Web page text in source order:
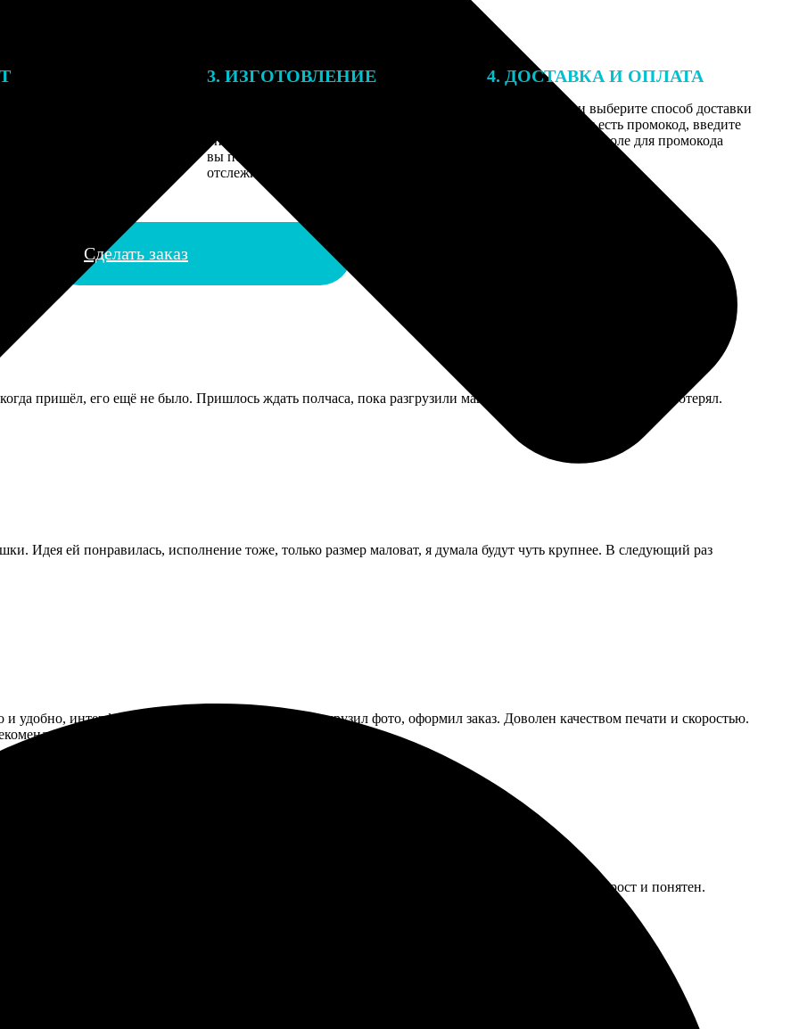
3. ИЗГОТОВЛЕНИЕ
описанием заказа. Когда отправим заказ
вы получите письмо с трек-номером для
отслеживания.
4. ДОСТАВКА И ОПЛАТА
Введите адрес и выберите способ доставки
заказа. Если у вас есть промокод, введите
его в специальное поле для промокода
Сделать заказ
пришёл, его ещё не было. Пришлось ждать полчаса, пока разгрузили машину. Не смертельно, но время потерял.
Идея ей понравилась, исполнение тоже, только размер маловат, я думала будут чуть крупнее. В следующий раз
удобно, интерфейс отличный. Выбрал размеры, загрузил фото, оформил заказ. Доволен качеством печати и скоростью.
всем!
без рамки и осталась довольна. Качество превзошло ожидания, а процесс оформления прост и понятен.
идеально передали цвета и детали. Обязательно вернусь снова!